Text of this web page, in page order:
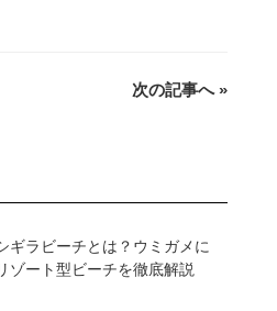
次の記事へ »
ギラビーチとは？ウミガメに
ゾート型ビーチを徹底解説